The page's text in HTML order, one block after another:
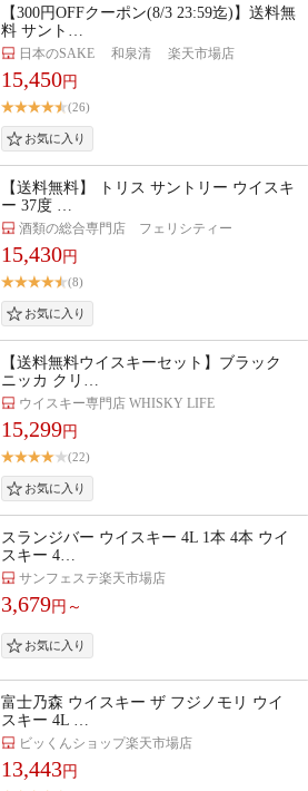
【300円OFFクーポン(8/3 23:59迄)】送料無
料 サント…
日本のSAKE 和泉清 楽天市場店
15,450円
(26)
【送料無料】 トリス サントリー ウイスキ
ー 37度 …
酒類の総合専門店 フェリシティー
15,430円
(8)
【送料無料ウイスキーセット】ブラック
ニッカ クリ…
ウイスキー専門店 WHISKY LIFE
15,299円
(22)
スランジバー ウイスキー 4L 1本 4本 ウイ
スキー 4…
サンフェステ楽天市場店
3,679円～
富士乃森 ウイスキー ザ フジノモリ ウイ
スキー 4L …
ビッくんショップ楽天市場店
13,443円